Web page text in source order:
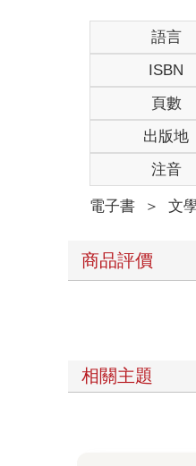
孩子問我好多問
文學不只是在課
古文，我絞盡腦
都很不錯—這就
宋．惠洪《冷齋
這本書也秉持這
這本書是「中二
最初在粉專上寫
補了許多材料。
寫這本書的目的
當你的老闆突然
這時候我們可以
語言
ISBN
頁數
出版地
注音
電子書 ＞ 文
商品評價
相關主題